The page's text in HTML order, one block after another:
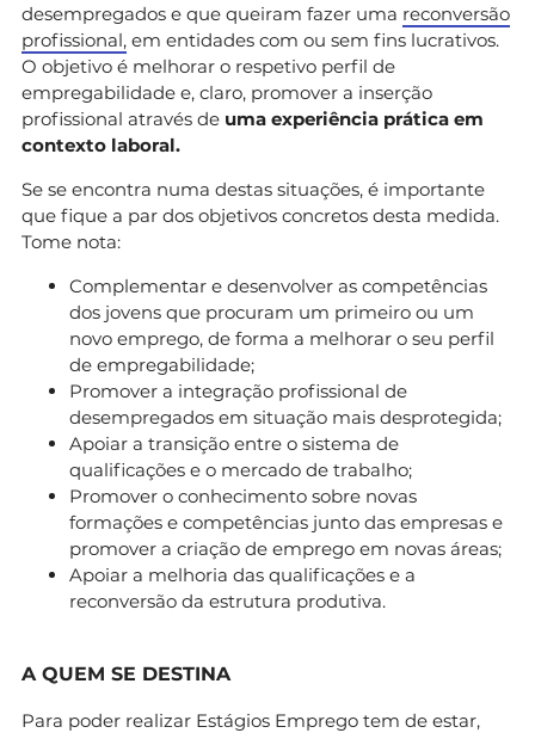
desempregados e que queiram fazer uma reconversão
profissional, em entidades com ou sem fins lucrativos.
O objetivo é melhorar o respetivo perfil de
empregabilidade e, claro, promover a inserção
profissional através de uma experiência prática em
contexto laboral.
Se se encontra numa destas situações, é importante
que fique a par dos objetivos concretos desta medida.
Tome nota:
Complementar e desenvolver as competências
dos jovens que procuram um primeiro ou um
novo emprego, de forma a melhorar o seu perfil
de empregabilidade;
Promover a integração profissional de
desempregados em situação mais desprotegida;
Apoiar a transição entre o sistema de
qualificações e o mercado de trabalho;
Promover o conhecimento sobre novas
formações e competências junto das empresas e
promover a criação de emprego em novas áreas;
Apoiar a melhoria das qualificações e a
reconversão da estrutura produtiva.
A QUEM SE DESTINA
Para poder realizar Estágios Emprego tem de estar,